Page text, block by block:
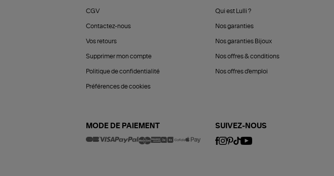
CGV
Contactez-nous
Vos retours
Supprimer mon compte
Politique de confidentialité
Préférences de cookies
Qui est Lulli ?
Nos garanties
Nos garanties Bijoux
Nos offres & conditions
Nos offres d'emploi
MODE DE PAIEMENT SUIVEZ-NOUS